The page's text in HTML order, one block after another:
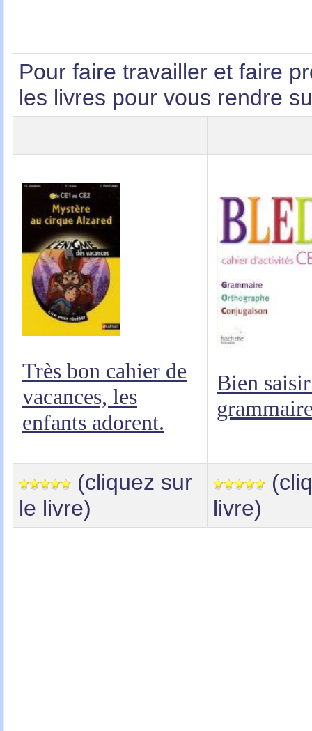
Pour faire travailler et faire
les livres pour vous rendre
Très bon cahier de
vacances, les
enfants adorent.
Bien
(cliquez sur
le livre)
livre)